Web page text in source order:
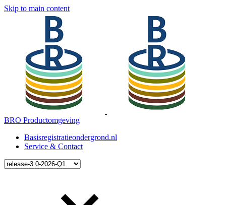
Skip to main content
BRO Productomgeving
Basisregistratieondergrond.nl
Service & Contact